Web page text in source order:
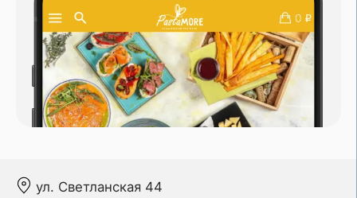
ул. Светланская 44